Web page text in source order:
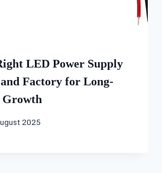
LED Power Supply
Factory for Long-
Growth
2025